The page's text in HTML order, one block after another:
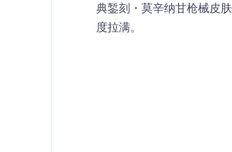
典錾刻・莫辛纳甘枪械皮
度拉满。